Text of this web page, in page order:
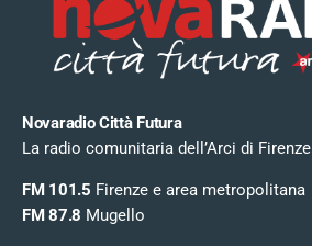
Novaradio Città Futura
La radio comunitaria dell’Arci di Firenze
FM 101.5 Firenze e area metropolitana
FM 87.8 Mugello